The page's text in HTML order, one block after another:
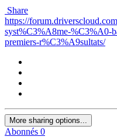
Share
https://
syst%C3%A8me-%C3%A0-
premiers-r%C3%A9sultats/
More sharing options...
Abonnés 0